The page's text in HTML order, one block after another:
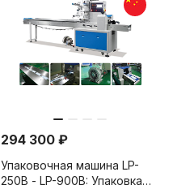
294 300 ₽
Упаковочная машина LP-
250B - LP-900B: Упаковка